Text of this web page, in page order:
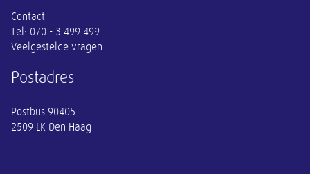
Contact
Tel: 070 - 3 499 499
Veelgestelde vragen
Postadres
Postbus 90405
2509 LK Den Haag